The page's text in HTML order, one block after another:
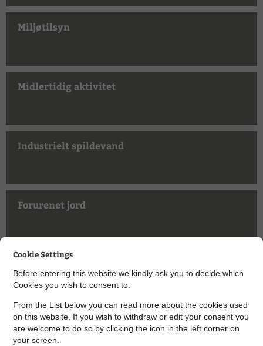
Miljøtilsyn
Midlertidig aktivitet
Industrielt spildevand
Forurenet jord
Skal du flytte jord?
Grundvand og drikkevand
Cookie Settings
Before entering this website we kindly ask you to decide which
Cookies you wish to consent to.
From the List below you can read more about the cookies used
on this website. If you wish to withdraw or edit your consent you
are welcome to do so by clicking the icon in the left corner on
your screen.